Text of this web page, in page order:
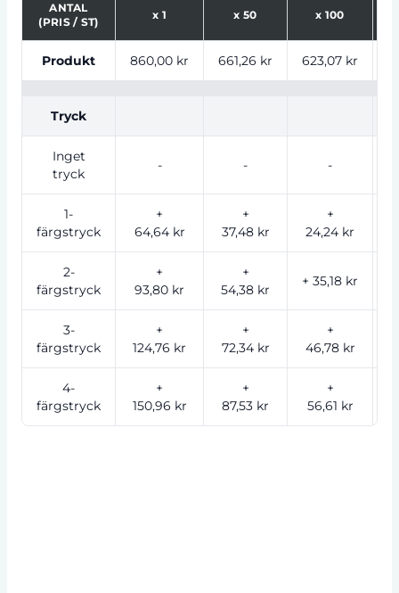
ANTAL
(PRIS / ST)
x 1 x 50 x 100
Produkt 860,00 kr 661,26 kr 623,07 kr
Tryck
Inget
tryck
- - -
1-
färgstryck
+
64,64 kr
+
37,48 kr
+
24,24 kr
2-
färgstryck
+
93,80 kr
+
54,38 kr
+ 35,18 kr
3-
färgstryck
+
124,76 kr
+
72,34 kr
+
46,78 kr
4-
färgstryck
+
150,96 kr
+
87,53 kr
+
56,61 kr